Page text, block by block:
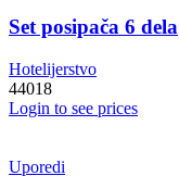
Set posipača 6 dela
Hotelijerstvo
44018
Login to see prices
Uporedi